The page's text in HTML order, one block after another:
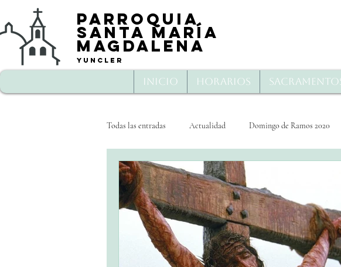
Parroquia
Santa María
Magdalena
Yuncler
Inicio Horarios
Todas las entradas Actualidad Domingo de Ramos 2020
Cuaresma Semana Santa
Jueves Santo 2020 Viernes Santo 2020 Sábado